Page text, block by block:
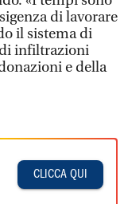
di lavorare
il sistema di
infiltrazioni
e della
CLICCA QUI